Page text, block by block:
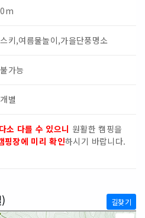
0m
스키,여름물놀이,가을단풍명소
불가능
개별
소 다를 수 있으니 원활한 캠핑을
핑장에 미리 확인하시기 바랍니다.
길찾기